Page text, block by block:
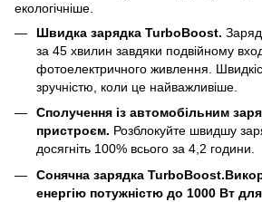
екологічніше.
Швидка зарядка TurboBoost.
за 45 хвилин завдяки подвійному
фотоелектричного живлення.
зручністю, коли це найважливіше.
Сполучення із автомобільним
пристроєм. Розблокуйте швидшу
досягніть 100% всього за 4,2 години.
Сонячна зарядка TurboBoost.
енергію потужністю до 1000 Вт